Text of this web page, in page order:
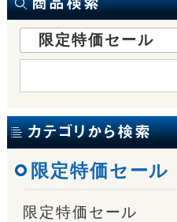
限定特価セール
限定特価セール
限定特価セール